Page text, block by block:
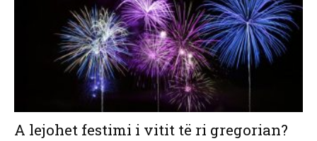
A lejohet festimi i vitit të ri gregorian?